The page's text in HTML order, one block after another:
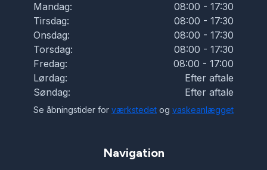
Mandag:
08:00 - 17:30
Tirsdag:
08:00 - 17:30
Onsdag:
08:00 - 17:30
Torsdag:
08:00 - 17:30
Fredag:
08:00 - 17:00
Lørdag:
Efter aftale
Søndag:
Efter aftale
Se åbningstider for værkstedet og vaskeanlægget
Navigation